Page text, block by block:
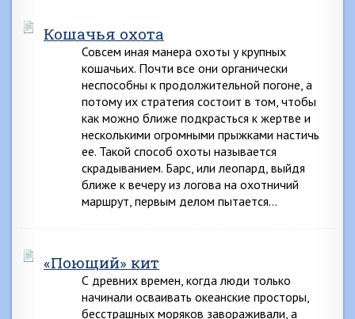
Кошачья охота
Совсем иная манера охоты у крупных
кошачьих. Почти все они органически
неспособны к продолжительной погоне, а
потому их стратегия состоит в том, чтобы
как можно ближе подкрасться к жертве и
несколькими огромными прыжками настичь
ее. Такой способ охоты называется
скрадыванием. Барс, или леопард, выйдя
ближе к вечеру из логова на охотничий
маршрут, первым делом пытается…
«Поющий» кит
С древних времен, когда люди только
начинали осваивать океанские просторы,
бесстрашных моряков завораживали, а